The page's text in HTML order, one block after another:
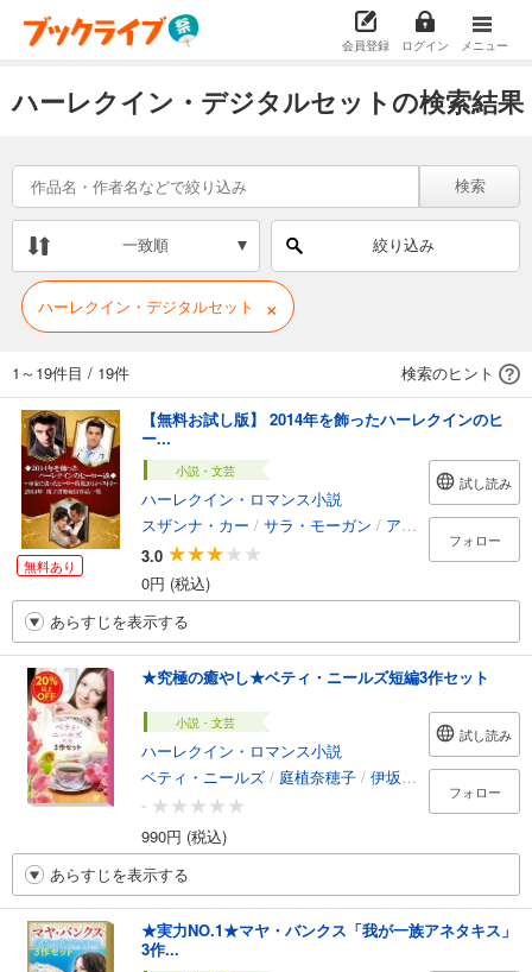
会員登録 ログイン メニュー
ハーレクイン・デジタルセットの検索結果
検索
一致順 絞り込み
ハーレクイン・デジタルセット ×
1～19件目 / 19件 検索のヒント
無料あり
【無料お試し版】 2014年を飾ったハーレクインのヒ
ー...
小説・文芸
ハーレクイン・ロマンス小説
スザンナ・カー / サラ・モーガン / アニー・バロウズ /
3.0
0円 (税込)
試し読み
フォロー
あらすじを表示する
★究極の癒やし★ベティ・ニールズ短編3作セット
小説・文芸
ハーレクイン・ロマンス小説
ベティ・ニールズ / 庭植奈穂子 / 伊坂奈々 /浜口祐実
-
990円 (税込)
試し読み
フォロー
あらすじを表示する
★実力NO.1★マヤ・バンクス「我が一族アネタキス」
3作...